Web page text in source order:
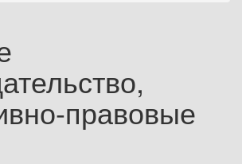
правовые